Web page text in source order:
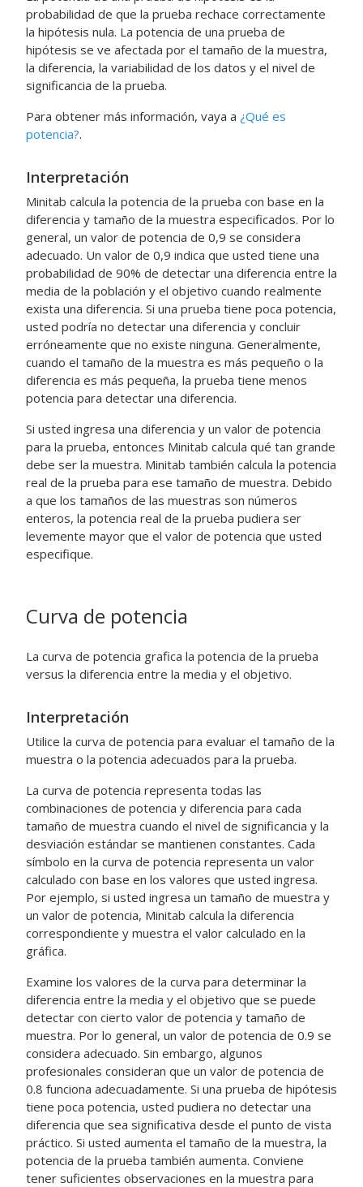
probabilidad de que la prueba rechace correctamente
la hipótesis nula. La potencia de una prueba de
hipótesis se ve afectada por el tamaño de la muestra,
la diferencia, la variabilidad de los datos y el nivel de
significancia de la prueba.
Para obtener más información, vaya a ¿Qué es
potencia?.
Interpretación
Minitab calcula la potencia de la prueba con base en la
diferencia y tamaño de la muestra especificados. Por lo
general, un valor de potencia de 0,9 se considera
adecuado. Un valor de 0,9 indica que usted tiene una
probabilidad de 90% de detectar una diferencia entre la
media de la población y el objetivo cuando realmente
exista una diferencia. Si una prueba tiene poca potencia,
usted podría no detectar una diferencia y concluir
erróneamente que no existe ninguna. Generalmente,
cuando el tamaño de la muestra es más pequeño o la
diferencia es más pequeña, la prueba tiene menos
potencia para detectar una diferencia.
Si usted ingresa una diferencia y un valor de potencia
para la prueba, entonces Minitab calcula qué tan grande
debe ser la muestra. Minitab también calcula la potencia
real de la prueba para ese tamaño de muestra. Debido
a que los tamaños de las muestras son números
enteros, la potencia real de la prueba pudiera ser
levemente mayor que el valor de potencia que usted
especifique.
Curva de potencia
La curva de potencia grafica la potencia de la prueba
versus la diferencia entre la media y el objetivo.
Interpretación
Utilice la curva de potencia para evaluar el tamaño de la
muestra o la potencia adecuados para la prueba.
La curva de potencia representa todas las
combinaciones de potencia y diferencia para cada
tamaño de muestra cuando el nivel de significancia y la
desviación estándar se mantienen constantes. Cada
símbolo en la curva de potencia representa un valor
calculado con base en los valores que usted ingresa.
Por ejemplo, si usted ingresa un tamaño de muestra y
un valor de potencia, Minitab calcula la diferencia
correspondiente y muestra el valor calculado en la
gráfica.
Examine los valores de la curva para determinar la
diferencia entre la media y el objetivo que se puede
detectar con cierto valor de potencia y tamaño de
muestra. Por lo general, un valor de potencia de 0.9 se
considera adecuado. Sin embargo, algunos
profesionales consideran que un valor de potencia de
0.8 funciona adecuadamente. Si una prueba de hipótesis
tiene poca potencia, usted pudiera no detectar una
diferencia que sea significativa desde el punto de vista
práctico. Si usted aumenta el tamaño de la muestra, la
potencia de la prueba también aumenta. Conviene
tener suficientes observaciones en la muestra para